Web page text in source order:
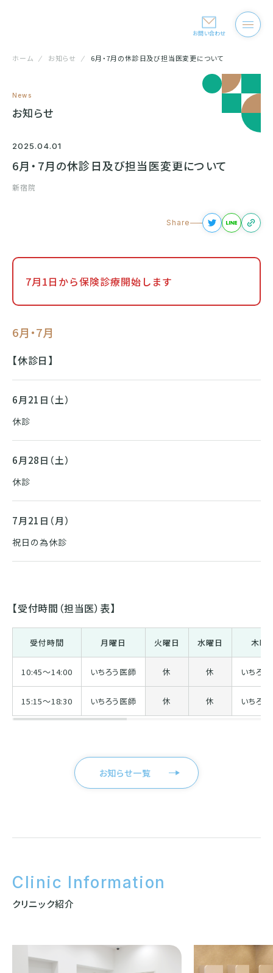
お問い合わせ
ホーム お知らせ 6月・7月の休診日及び担当医変更について
News
お知らせ
2025.04.01
6月・7月の休診日及び担当医変更について
新宿院
7月1日から保険診療開始します
6月・7月
【休診日】
6月21日（土）
休診
6月28日（土）
休診
7月21日（月）
祝日の為休診
【受付時間（担当医）表】
受付時間 月曜日 火曜日 水曜日 木曜
10:45〜14:00 いちろう医師 休 休 いちろ
15:15〜18:30 いちろう医師 休 休 いちろ
お知らせ一覧
Clinic Information
クリニック紹介